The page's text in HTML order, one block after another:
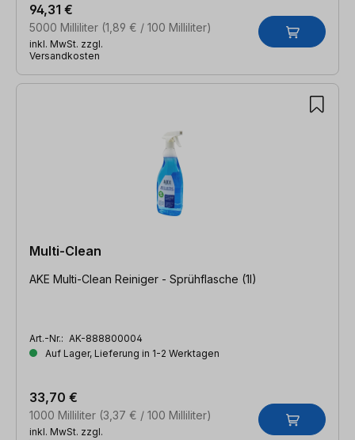
5000 Milliliter (1,89 € / 100 Milliliter)
94,31 €
inkl. MwSt. zzgl.
Versandkosten
Multi-Clean
AKE Multi-Clean Reiniger - Sprühflasche (1l)
Art.-Nr.: AK-888800004
Auf Lager, Lieferung in 1-2 Werktagen
1000 Milliliter (3,37 € / 100 Milliliter)
33,70 €
inkl. MwSt. zzgl.